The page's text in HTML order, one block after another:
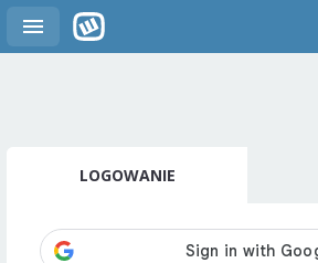
LOGOWANIE